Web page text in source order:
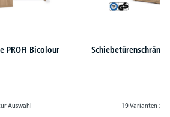
PROFI Bicolour
Auswahl 19 Varianten zur